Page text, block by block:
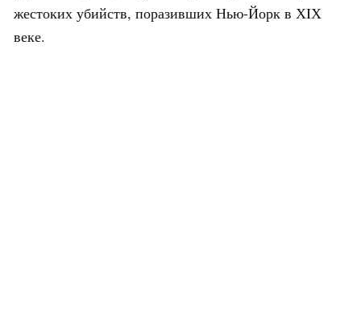
жестоких убийств, поразивших Нью-Йорк в ХIХ
веке.